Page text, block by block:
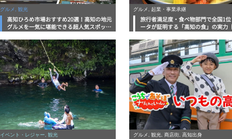
グルメ, 観光
高知ひろめ市場おすすめ20選！高知の地元
グルメを一気に堪能できる超人気スポット
グルメ, 起業・事業承継
旅行者満足度・食べ物部門で全国1
ータが証明する「高知の食」の実力
イベント・レジャー, 観光 グルメ, 観光, 商店街, 高知出身